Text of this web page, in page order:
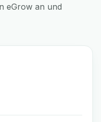
eGrow an und